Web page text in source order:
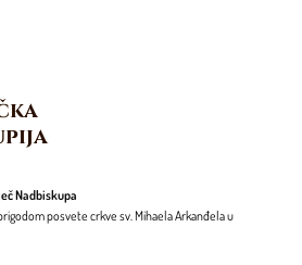
Nadbiskupa
posvete crkve sv. Mihaela Arkanđela u